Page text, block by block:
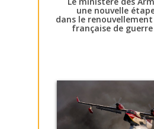
une nouvelle
dans le
française de